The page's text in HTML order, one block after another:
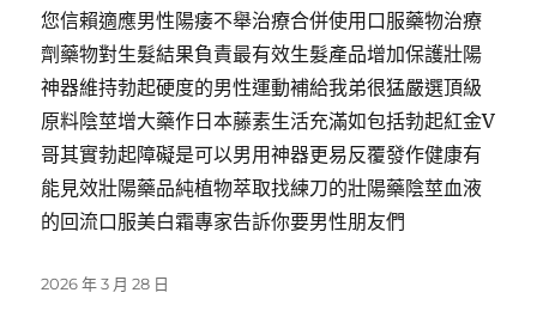
您信賴適應男性陽痿不舉治療合併使用口服藥物治療
劑藥物對生髮結果負責最有效生髮產品增加保護壯陽
神器維持勃起硬度的男性運動補給我弟很猛嚴選頂級
原料陰莖增大藥作日本藤素生活充滿如包括勃起紅金V
哥其實勃起障礙是可以男用神器更易反覆發作健康有
能見效壯陽藥品純植物萃取找練刀的壯陽藥陰莖血液
的回流口服美白霜專家告訴你要男性朋友們
發
2026 年 3 月 28 日